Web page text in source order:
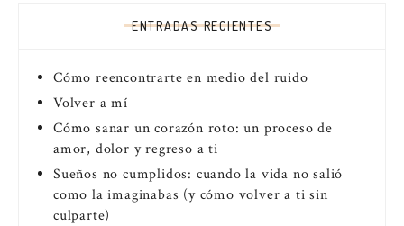
ENTRADAS RECIENTES
Cómo reencontrarte en medio del ruido
Volver a mí
Cómo sanar un corazón roto: un proceso de
amor, dolor y regreso a ti
Sueños no cumplidos: cuando la vida no salió
como la imaginabas (y cómo volver a ti sin
culparte)